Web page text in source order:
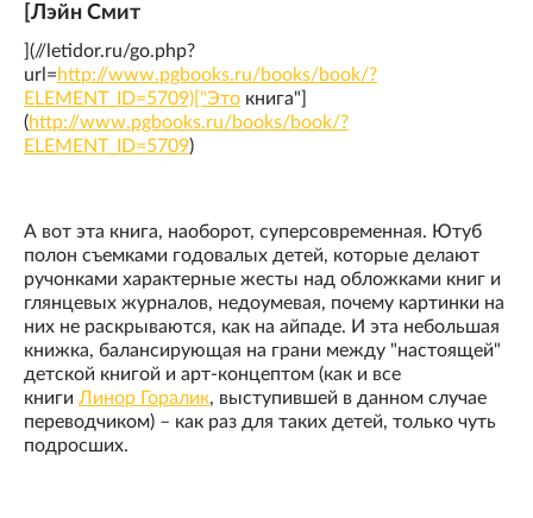
[Лэйн Смит
](//letidor.ru/go.php?
url=http://www.pgbooks.ru/books/book/?
ELEMENT_ID=5709)["Это книга"]
(http://www.pgbooks.ru/books/book/?
ELEMENT_ID=5709)
А вот эта книга, наоборот, суперсовременная. Ютуб
полон съемками годовалых детей, которые делают
ручонками характерные жесты над обложками книг и
глянцевых журналов, недоумевая, почему картинки на
них не раскрываются, как на айпаде. И эта небольшая
книжка, балансирующая на грани между "настоящей"
детской книгой и арт-концептом (как и все
книги Линор Горалик, выступившей в данном случае
переводчиком) – как раз для таких детей, только чуть
подросших.